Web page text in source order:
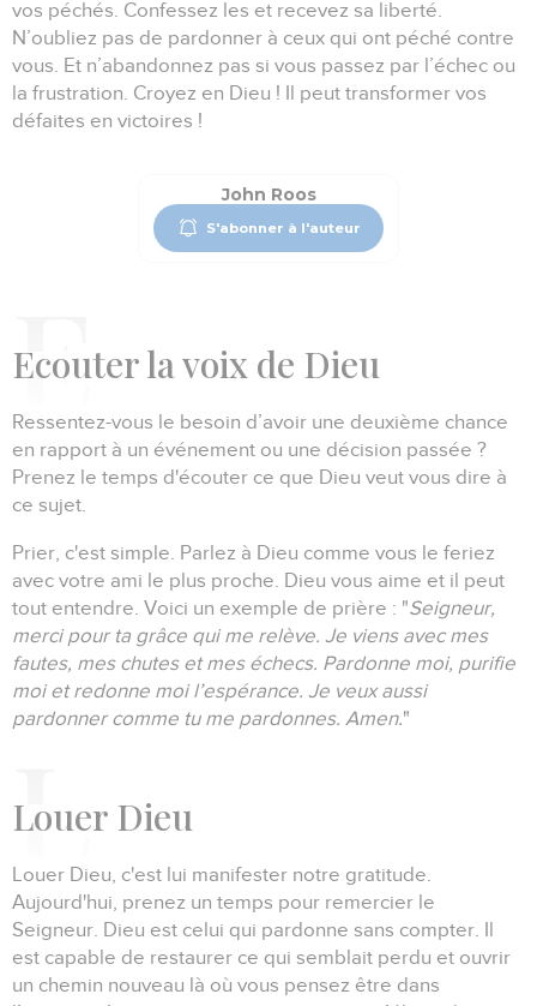
vos péchés. Confessez les et recevez sa liberté.
N’oubliez pas de pardonner à ceux qui ont péché contre
vous. Et n’abandonnez pas si vous passez par l’échec ou
la frustration. Croyez en Dieu !
Il peut transformer vos
défaites en victoires !
John Roos
S'abonner à l'auteur
Ecouter la voix de Dieu
Ressentez-vous le besoin d’avoir une deuxième chance
en rapport à un événement ou une décision passée ?
Prenez le temps d'écouter ce que Dieu veut vous dire à
ce sujet.
Prier, c'est simple. Parlez à Dieu comme vous le feriez
avec votre ami le plus proche. Dieu vous aime et il peut
tout entendre. Voici un exemple de prière : "Seigneur,
merci pour ta grâce qui me relève. Je viens avec mes
fautes, mes chutes et mes échecs. Pardonne moi, purifie
moi et redonne moi l’espérance. Je veux aussi
pardonner comme tu me pardonnes. Amen."
Louer Dieu
Louer Dieu, c'est lui manifester notre gratitude.
Aujourd'hui, prenez un temps pour remercier le
Seigneur. Dieu est celui qui pardonne sans compter. Il
est capable de restaurer ce qui semblait perdu et ouvrir
un chemin nouveau là où vous pensez être dans